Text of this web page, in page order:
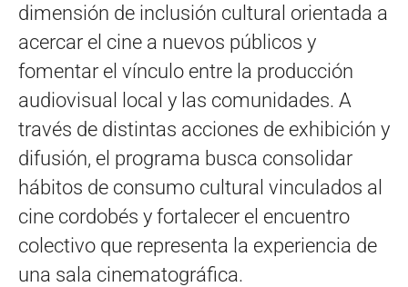
dimensión de inclusión cultural orientada a
acercar el cine a nuevos públicos y
fomentar el vínculo entre la producción
audiovisual local y las comunidades. A
través de distintas acciones de exhibición y
difusión, el programa busca consolidar
hábitos de consumo cultural vinculados al
cine cordobés y fortalecer el encuentro
colectivo que representa la experiencia de
una sala cinematográfica.